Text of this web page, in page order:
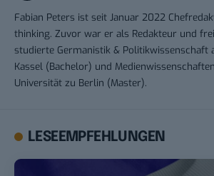
Fabian Peters ist seit Januar 2022
thinking. Zuvor war er als Redakteur und
studierte Germanistik & Politikwissenschaft
Kassel (Bachelor) und
Universität zu Berlin (Master).
LESEEMPFEHLUNGEN